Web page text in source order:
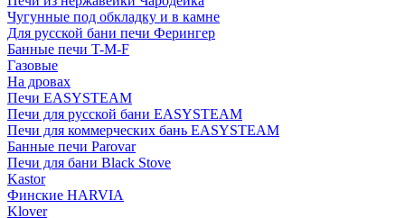
Чугунные под обкладку и в камне
Для русской бани печи Ферингер
Банные печи T-M-F
Газовые
На дровах
Печи EASYSTEAM
Печи для русской бани EASYSTEAM
Печи для коммерческих бань EASYSTEAM
Банные печи Parovar
Печи для бани Black Stove
Kastor
Финские HARVIA
Klover